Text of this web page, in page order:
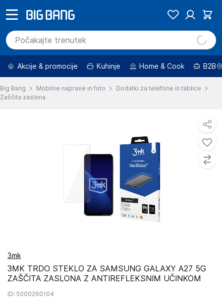
Akcije & promocije Kuhinje Home & Cook B2B
Big Bang Mobilne naprave in foto
Dodatki za telefone in tablice
Zaščita zaslona
3mk
3MK TRDO STEKLO ZA SAMSUNG GALAXY A27 5G
ZAŠČITA ZASLONA Z ANTIREFLEKSNIM UČINKOM
ID: 5000260104